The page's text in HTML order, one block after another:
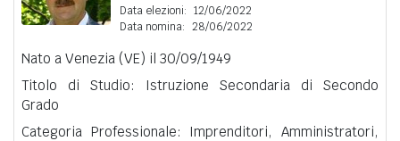
Data elezioni: 12/06/2022
Data nomina: 28/06/2022
Nato a Venezia (VE) il 30/09/1949
Titolo di Studio: Istruzione Secondaria di Secondo
Grado
Categoria Professionale: Imprenditori, Amministratori,